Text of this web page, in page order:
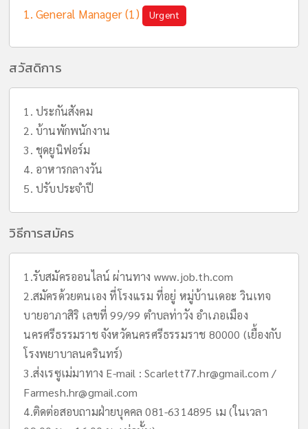
General Manager (1) Urgent
สวัสดิการ
1. ประกันสังคม
2. บ้านพักพนักงาน
3. ชุดยูนิฟอร์ม
4. อาหารกลางวัน
5. ปรับประจำปี
วิธีการสมัคร
1.รับสมัครออนไลน์ ผ่านทาง www.job.th.com
2.สมัครด้วยตนเอง ที่โรงแรม ที่อยู่ หมู่บ้านเดอะ วินเทจ
บายอาภาสิริ เลขที่ 99/99 ตำบลท่าวัง อำเภอเมือง
นครศรีธรรมราช จังหวัดนครศรีธรรมราช 80000 (เยื้องกับ
โรงพยาบาลนครินทร์)
3.ส่งเรซูเม่มาทาง E-mail :Scarlett77.hr@gmail.com /
Farmesh.hr@gmail.com
4.ติดต่อสอบถามฝ่ายบุคคล 081-6314895 เม (ในเวลา